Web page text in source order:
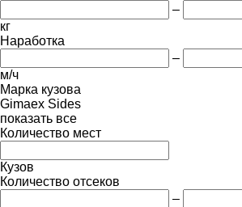
–
кг
Наработка
–
м/ч
Марка кузова
Gimaex Sides
показать все
Количество мест
Кузов
Количество отсеков
–